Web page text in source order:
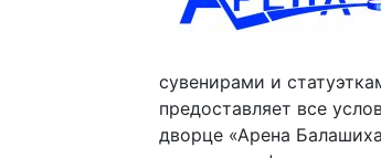
сувенирами и
предоставляет все
дворце «Арена